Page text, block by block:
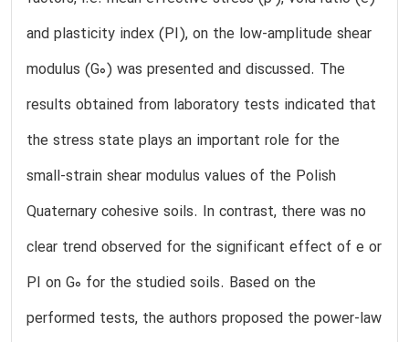
and plasticity index (PI), on the low-amplitude shear
modulus (G0) was presented and discussed. The
results obtained from laboratory tests indicated that
the stress state plays an important role for the
small-strain shear modulus values of the Polish
Quaternary cohesive soils. In contrast, there was no
clear trend observed for the significant effect of e or
PI on G0 for the studied soils. Based on the
performed tests, the authors proposed the power-law